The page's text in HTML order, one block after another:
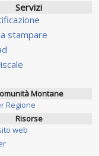
Servizi
stampare
Montane
Regione
Risorse
web